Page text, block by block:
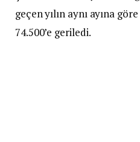
geçen yılın aynı ayına
74.500’e geriledi.